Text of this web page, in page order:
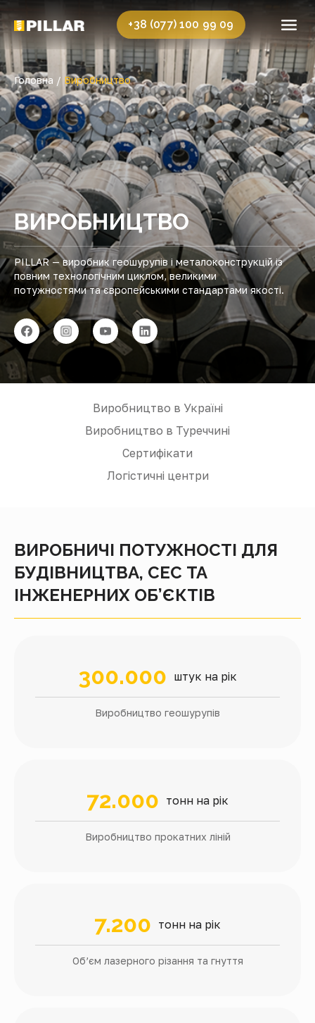
+38 (077) 100 99 09
Головна / Виробництво
ВИРОБНИЦТВО
PILLAR — виробник геошурупів і металоконструкцій із
повним технологічним циклом, великими
потужностями та європейськими стандартами якості.
Виробництво в Україні
Виробництво в Туреччині
Сертифікати
Логістичні центри
ВИРОБНИЧІ ПОТУЖНОСТІ ДЛЯ
БУДІВНИЦТВА, СЕС ТА
ІНЖЕНЕРНИХ ОБ’ЄКТІВ
300.000 штук на рік
Виробництво геошурупів
72.000 тонн на рік
Виробництво прокатних ліній
7.200 тонн на рік
Об’єм лазерного різання та гнуття